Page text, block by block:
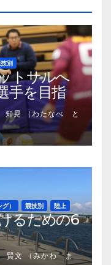
別
トサルへ
手を目指
在地
晃 （わたなべ と
） 競技別 陸上
るための6
賢文 （みかわ ま